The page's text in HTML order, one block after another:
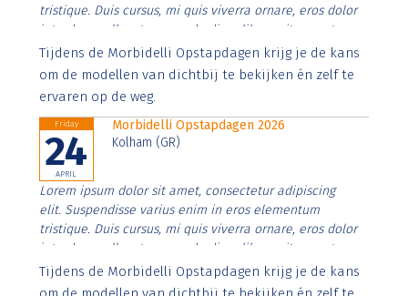
tristique. Duis cursus, mi quis viverra ornare, eros dolor
interdum nulla, ut commodo diam libero vitae erat.
Aenean faucibus nibh et justo cursus id rutrum lorem
imperdiet. Nunc ut sem vitae risus tristique posuere.
Tijdens de Morbidelli Opstapdagen krijg je de kans
om de modellen van dichtbij te bekijken én zelf te
ervaren op de weg.
Friday
24
APRIL
Morbidelli Opstapdagen 2026
Kolham (GR)
Lorem ipsum dolor sit amet, consectetur adipiscing
elit. Suspendisse varius enim in eros elementum
tristique. Duis cursus, mi quis viverra ornare, eros dolor
interdum nulla, ut commodo diam libero vitae erat.
Aenean faucibus nibh et justo cursus id rutrum lorem
imperdiet. Nunc ut sem vitae risus tristique posuere.
Tijdens de Morbidelli Opstapdagen krijg je de kans